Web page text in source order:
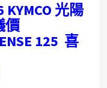
光陽
價
125 喜